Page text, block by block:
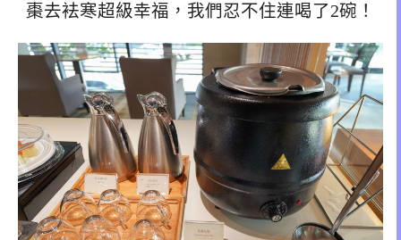
棗去袪寒超級幸福，我們忍不住連喝了2碗！